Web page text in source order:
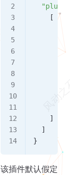
    [
    ]
  ]
}
该插件默认假定